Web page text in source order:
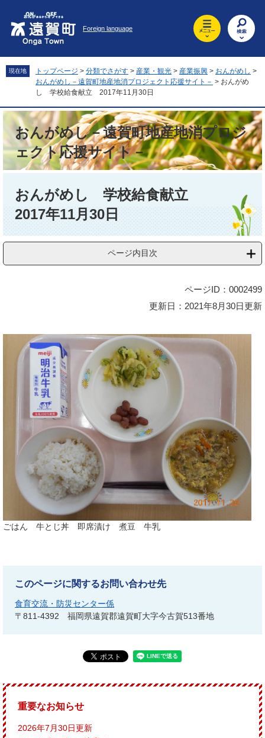
先
頭
。
を
飛
て
へ
Foreign language
現在地 トップページ > 分類でさがす > 産業・観光 > 産業振興 > おんがめし >
おんがめし－遠賀町地産地消プロジェクト応援サイト－ > おんがめ
し 学校給食献立 2017年11月30日
おんがめし－遠賀町地産地消プロジ
ェクト応援サイト－
おんがめし 学校給食献立
2017年11月30日
ページ内目次
ページID：0002499
更新日：2021年8月30日更新
ごはん 牛とじ丼 即席漬け 煮豆 牛乳
このページに関するお問い合わせ先
食育交流・防災センター係
〒811-4392
福岡県遠賀郡遠賀町大字今古賀513番地
重要なお知らせ
2026年7月30日更新